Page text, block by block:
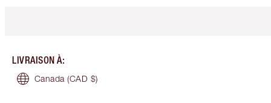
LIVRAISON À:
Canada (CAD $)